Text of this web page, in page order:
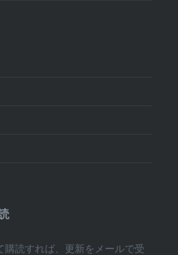
購読すれば、更新をメールで受